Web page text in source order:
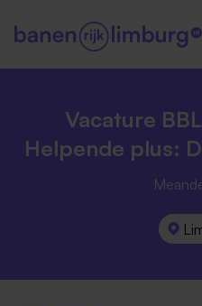
Vacature
Helpende plus: